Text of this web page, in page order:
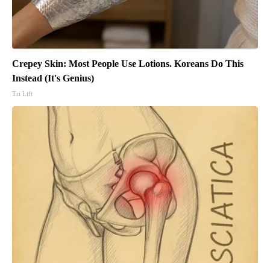
Crepey Skin: Most People Use Lotions. Koreans Do This
Instead (It's Genius)
Tri Lift